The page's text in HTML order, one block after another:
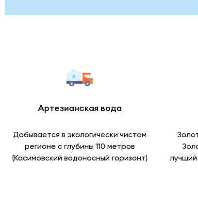
Артезианская вода
Добывается в экологически чистом
регионе с глубины 110 метров
(Касимовский водоносный горизонт)